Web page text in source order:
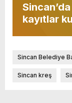
kayıtlar
Sincan Belediye
Sincan kreş